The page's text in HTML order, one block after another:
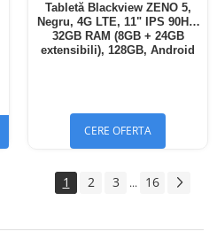
Tabletă Blackview ZENO 5,
Negru, 4G LTE, 11" IPS 90Hz,
32GB RAM (8GB + 24GB
extensibili), 128GB, Android
CERE OFERTA
1 2 3 ... 16